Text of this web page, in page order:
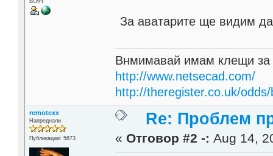
За аватарите ще видим
Внмимавай имам клещи за
http://www.netsecad.com/
http://theregister.co.uk/
remotexx
Напреднали
Публикации: 5873
Re: Проблем
« Отговор #2 -: Aug 14,